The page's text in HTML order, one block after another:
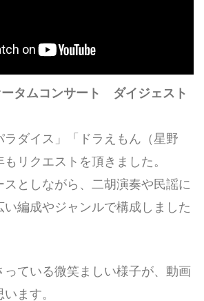
ータムコンサート ダイジェスト
ラダイス」「ドラえもん（星野
リクエストを頂きました。
スとしながら、二胡演奏や民謡に
い編成やジャンルで構成しました
っている微笑ましい様子が、動画
ます。